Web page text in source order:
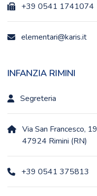
+39 0541 1741074
elementari@karis.it
INFANZIA RIMINI
Segreteria
Via San Francesco, 19
47924 Rimini (RN)
+39 0541 375813